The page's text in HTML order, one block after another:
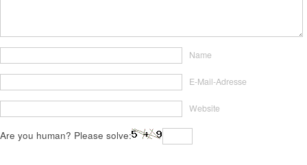
Name
E-Mail-Adresse
Website
Are you human? Please solve: